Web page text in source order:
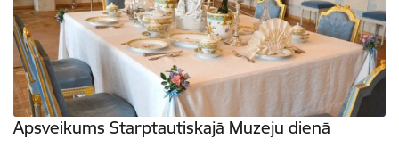
Apsveikums Starptautiskajā Muzeju dienā